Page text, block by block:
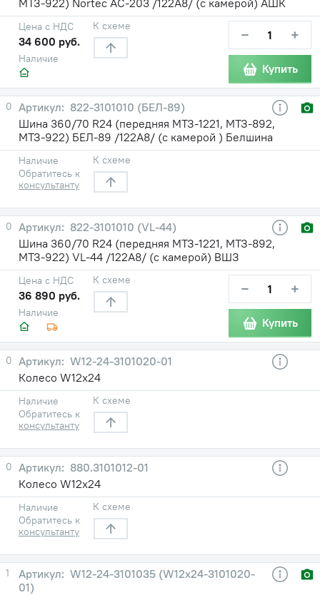
Наличие
Цена с НДС
34 600 руб.
К схеме − +
Купить
0
822-3101010 (БЕЛ-89)
Шина 360/70 R24 (передняя МТЗ-1221, МТЗ-892,
МТЗ-922) БЕЛ-89 /122A8/ (с камерой ) Белшина
Наличие
Обратитесь к
консультанту
К схеме
0
822-3101010 (VL-44)
Шина 360/70 R24 (передняя МТЗ-1221, МТЗ-892,
МТЗ-922) VL-44 /122A8/ (с камерой) ВШЗ
Наличие
Цена с НДС
36 890 руб.
К схеме − +
Купить
0
W12-24-3101020-01
Колесо W12х24
Наличие
Обратитесь к
консультанту
К схеме
0
880.3101012-01
Колесо W12х24
Наличие
Обратитесь к
консультанту
К схеме
1
W12-24-3101035 (W12x24-3101020-
01)